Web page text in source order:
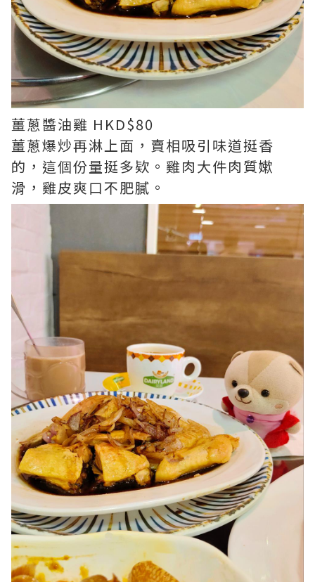
薑蔥醬油雞 HKD$80
薑蔥爆炒再淋上面，賣相吸引味道挺香
的，這個份量挺多欵。雞肉大件肉質嫰
滑，雞皮爽口不肥膩。